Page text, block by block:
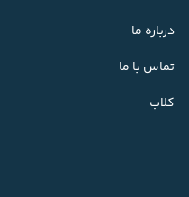
درباره ما
تماس با ما
کلاب